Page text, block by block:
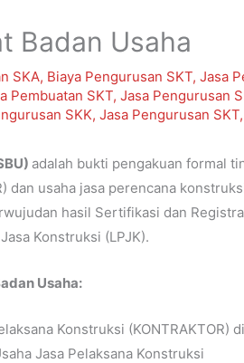
Badan Usaha
SKA, Biaya Pengurusan SKT, Jasa
Pembuatan SKT, Jasa Pengurusan
SKK, Jasa Pengurusan SKT,
adalah bukti pengakuan formal
dan usaha jasa perencana
hasil Sertifikasi dan
Konstruksi (LPJK).
Usaha:
Konstruksi (KONTRAKTOR)
Jasa Pelaksana Konstruksi